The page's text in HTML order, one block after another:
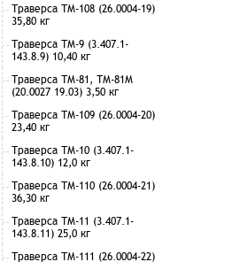
Траверса ТМ-108 (26.0004-19)
35,80 кг
Траверса ТМ-9 (3.407.1-
143.8.9) 10,40 кг
Траверса ТМ-81, ТМ-81М
(20.0027 19.03) 3,50 кг
Траверса ТМ-109 (26.0004-20)
23,40 кг
Траверса ТМ-10 (3.407.1-
143.8.10) 12,0 кг
Траверса ТМ-110 (26.0004-21)
36,30 кг
Траверса ТМ-11 (3.407.1-
143.8.11) 25,0 кг
Траверса ТМ-111 (26.0004-22)